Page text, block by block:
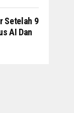
Setelah 9
AI Dan